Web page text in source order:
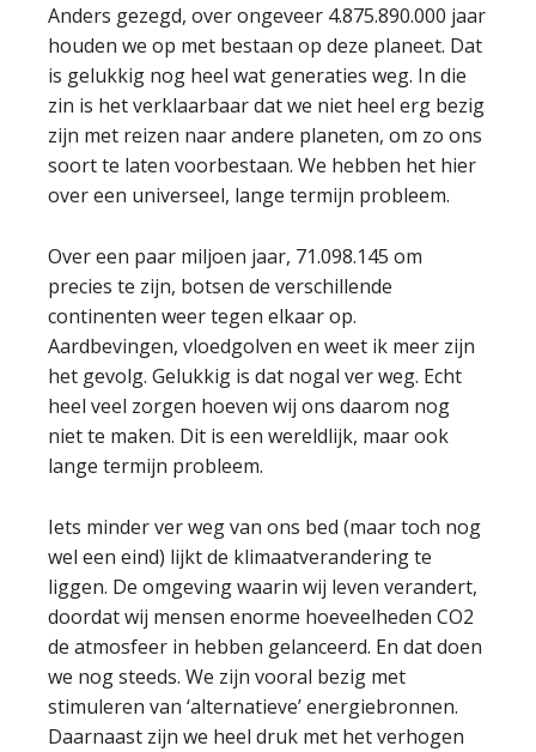
Anders gezegd, over ongeveer 4.875.890.000 jaar
houden we op met bestaan op deze planeet. Dat
is gelukkig nog heel wat generaties weg. In die
zin is het verklaarbaar dat we niet heel erg bezig
zijn met reizen naar andere planeten, om zo ons
soort te laten voorbestaan. We hebben het hier
over een universeel, lange termijn probleem.
Over een paar miljoen jaar, 71.098.145 om
precies te zijn, botsen de verschillende
continenten weer tegen elkaar op.
Aardbevingen, vloedgolven en weet ik meer zijn
het gevolg. Gelukkig is dat nogal ver weg. Echt
heel veel zorgen hoeven wij ons daarom nog
niet te maken. Dit is een wereldlijk, maar ook
lange termijn probleem.
Iets minder ver weg van ons bed (maar toch nog
wel een eind) lijkt de klimaatverandering te
liggen. De omgeving waarin wij leven verandert,
doordat wij mensen enorme hoeveelheden CO2
de atmosfeer in hebben gelanceerd. En dat doen
we nog steeds. We zijn vooral bezig met
stimuleren van ‘alternatieve’ energiebronnen.
Daarnaast zijn we heel druk met het verhogen